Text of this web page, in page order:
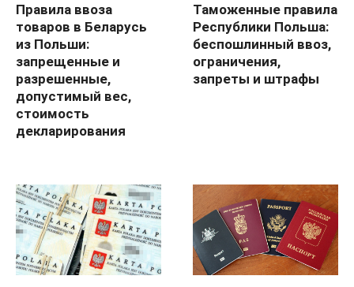
Правила ввоза
товаров в Беларусь
из Польши:
запрещенные и
разрешенные,
допустимый вес,
стоимость
декларирования
Таможенные правила
Республики Польша:
беспошлинный ввоз,
ограничения,
запреты и штрафы